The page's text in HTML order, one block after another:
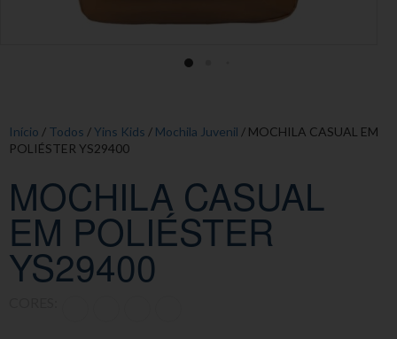
Início / Todos /Yins Kids / Mochila Juvenil / MOCHILA CASUAL EM
POLIÉSTER YS29400
MOCHILA CASUAL
EM POLIÉSTER
YS29400